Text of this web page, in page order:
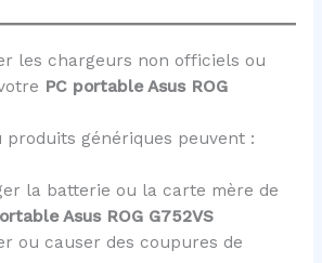
les chargeurs non officiels ou
PC portable Asus ROG
produits génériques peuvent :
la batterie ou la carte mère de
Asus ROG G752VS
ou causer des coupures de